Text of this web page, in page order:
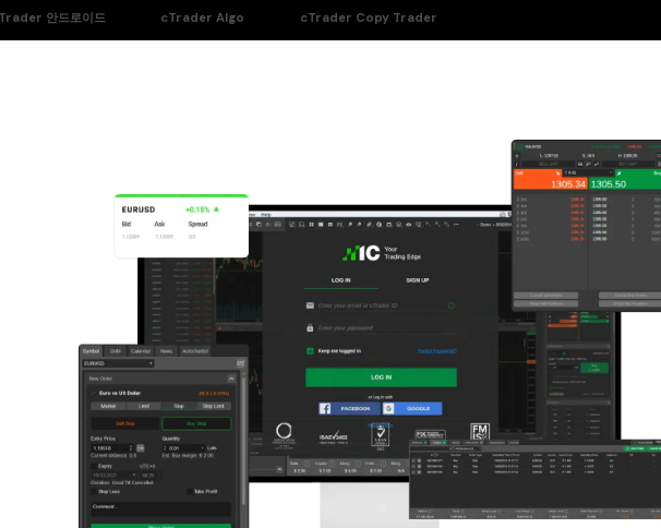
안드로이드 cTrader Algo cTrader Copy Trader